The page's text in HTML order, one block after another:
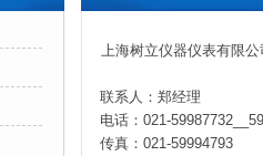
上海树立仪器仪表有限公
联系人：郑经理
电话：021-
传真：021-59994793